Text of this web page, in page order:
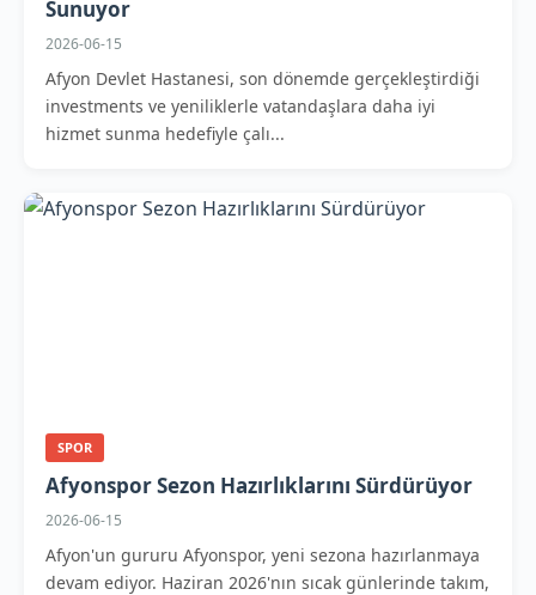
Sunuyor
2026-06-15
Afyon Devlet Hastanesi, son dönemde gerçekleştirdiği
investments ve yeniliklerle vatandaşlara daha iyi
hizmet sunma hedefiyle çalı...
SPOR
Afyonspor Sezon Hazırlıklarını Sürdürüyor
2026-06-15
Afyon'un gururu Afyonspor, yeni sezona hazırlanmaya
devam ediyor. Haziran 2026'nın sıcak günlerinde takım,